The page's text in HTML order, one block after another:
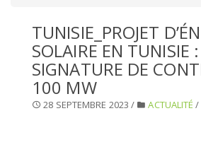
SÉLECTIONNEZ UN DOSSIER
SELECTIONNEZ UNE SECTION
TUNISIE_PROJET
SOLAIRE EN TUNISIE :
SIGNATURE DE
100 MW
28 SEPTEMBRE 2023 / ACTUALITÉ /